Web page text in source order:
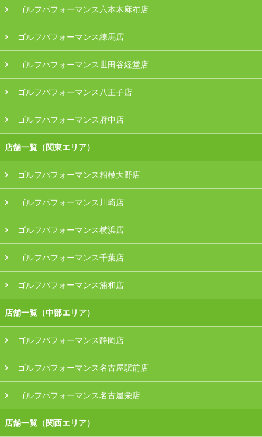
ゴルフパフォーマンス六本木麻布店
ゴルフパフォーマンス練馬店
ゴルフパフォーマンス世田谷経堂店
ゴルフパフォーマンス八王子店
ゴルフパフォーマンス府中店
店舗一覧（関東エリア）
ゴルフパフォーマンス相模大野店
ゴルフパフォーマンス川崎店
ゴルフパフォーマンス横浜店
ゴルフパフォーマンス千葉店
ゴルフパフォーマンス浦和店
店舗一覧（中部エリア）
ゴルフパフォーマンス静岡店
ゴルフパフォーマンス名古屋駅前店
ゴルフパフォーマンス名古屋栄店
店舗一覧（関西エリア）